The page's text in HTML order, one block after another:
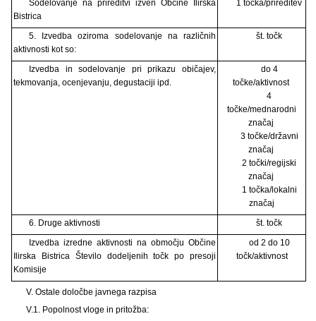
Sodelovanje na prireditvi izven Občine Ilirska
Bistrica
1 točka/prireditev
5. Izvedba oziroma sodelovanje na različnih
aktivnosti kot so:
št. točk
Izvedba in sodelovanje pri prikazu običajev,
tekmovanja, ocenjevanju, degustaciji ipd.
do 4
točke/aktivnost
4
točke/mednarodni
značaj
3 točke/državni
značaj
2 točki/regijski
značaj
1 točka/lokalni
značaj
6. Druge aktivnosti
št. točk
Izvedba izredne aktivnosti na območju Občine
Ilirska Bistrica Število dodeljenih točk po presoji
Komisije
od 2 do 10
točk/aktivnost
V. Ostale določbe javnega razpisa
V.1. Popolnost vloge in pritožba: